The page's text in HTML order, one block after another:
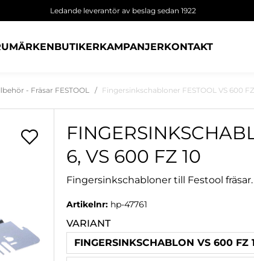
Ledande leverantör av beslag sedan 1922
BUTIKERKAMPANJERKONTAKT
- Fräsar FESTOOL Fingersinkschabloner FESTOOL VS 600 FZ
6, VS 600 FZ 10
Fingersinkschabloner till Festool fräsar.
Artikelnr: hp-47761
VARIANT
FINGERSINKSCHABLON VS 600 FZ